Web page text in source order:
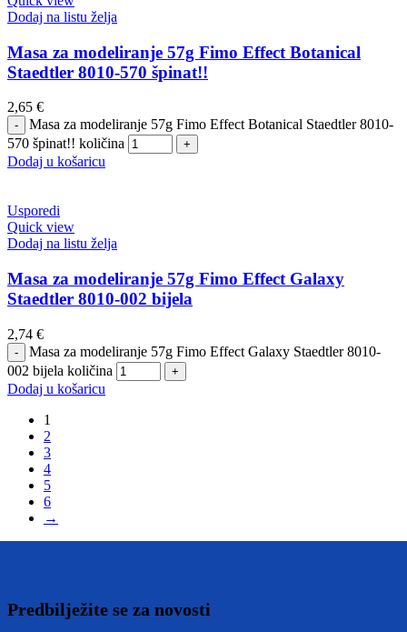
Dodaj na listu želja
Masa za modeliranje 57g Fimo Effect Botanical
Staedtler 8010-570 špinat!!
2,65 €
Masa za modeliranje 57g Fimo Effect Botanical Staedtler 8010-
570 špinat!! količina
Dodaj u košaricu
Usporedi
Quick view
Dodaj na listu želja
Masa za modeliranje 57g Fimo Effect Galaxy
Staedtler 8010-002 bijela
2,74 €
Masa za modeliranje 57g Fimo Effect Galaxy Staedtler 8010-
002 bijela količina
Dodaj u košaricu
1
2
3
4
5
6
→
Predbilježite se za novosti